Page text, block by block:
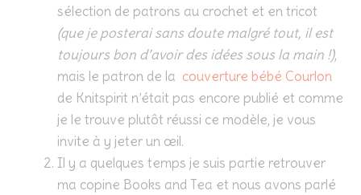
sélection de patrons au crochet et en tricot
(que je posterai sans doute malgré tout, il est
toujours bon d’avoir des idées sous la main !),
mais le patron de la couverture bébé Courlon
de Knitspirit n’était pas encore publié et comme
je le trouve plutôt réussi ce modèle, je vous
invite à y jeter un œil.
Il y a quelques temps je suis partie retrouver
ma copine Books and Tea et nous avons parlé